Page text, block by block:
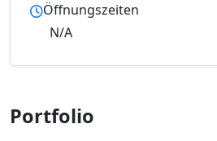
Öffnungszeiten
N/A
Portfolio